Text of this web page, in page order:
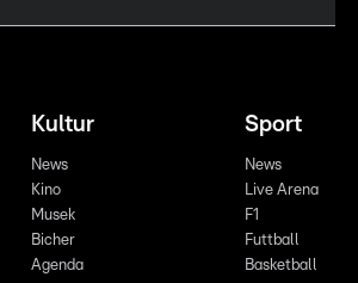
Kultur
News
Kino
Musek
Bicher
Agenda
Sport
News
Live Arena
F1
Futtball
Basketball